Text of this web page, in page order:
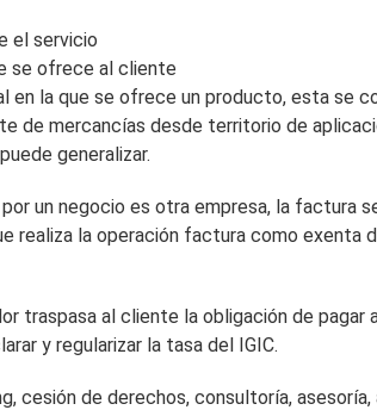
el servicio
se ofrece al cliente
en la que se ofrece un producto, esta se
de mercancías desde territorio de
generalizar.
un negocio es otra empresa, la factura
realiza la operación factura como
traspasa al cliente la obligación de
y regularizar la tasa del IGIC.
cesión de derechos, consultoría,